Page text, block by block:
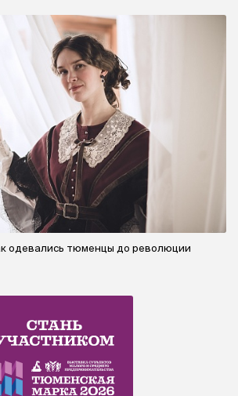
одевались тюменцы до революции